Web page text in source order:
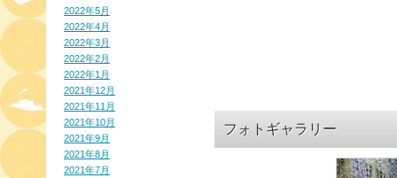
2022年5月
2022年4月
2022年3月
2022年2月
2022年1月
2021年12月
2021年11月
2021年10月
2021年9月
2021年8月
2021年7月
フォトギャラリー